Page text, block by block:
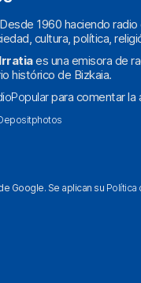
1960 haciendo
cultura, política,
es una emisora de
histórico de Bizkaia.
para comentar la
Google. Se aplican su Política